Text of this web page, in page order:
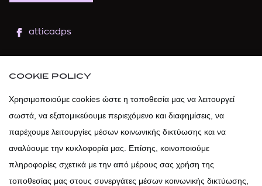
atticadps
atticadps
COOKIE POLICY
Χρησιμοποιούμε cookies ώστε η τοποθεσία μας να λειτουργεί
σωστά, να εξατομικεύουμε περιεχόμενο και διαφημίσεις, να
παρέχουμε λειτουργίες μέσων κοινωνικής δικτύωσης και να
αναλύουμε την κυκλοφορία μας. Επίσης, κοινοποιούμε
πληροφορίες σχετικά με την από μέρους σας χρήση της
τοποθεσίας μας στους συνεργάτες μέσων κοινωνικής δικτύωσης,